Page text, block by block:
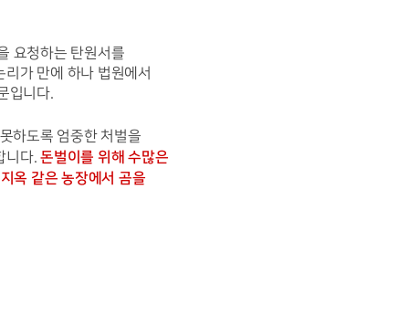
요청하는 탄원서를
가 만에 하나 법원에서
입니다.
하도록 엄중한 처벌을
니다. 돈벌이를 위해 수많은
옥 같은 농장에서 곰을